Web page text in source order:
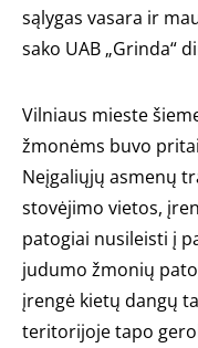
sąlygas vasara ir
sako UAB „Grinda“
Vilniaus mieste
žmonėms buvo
Neįgaliųjų asmenų
stovėjimo vietos,
patogiai nusileisti į
judumo žmonių
įrengė kietų dangų
teritorijoje tapo